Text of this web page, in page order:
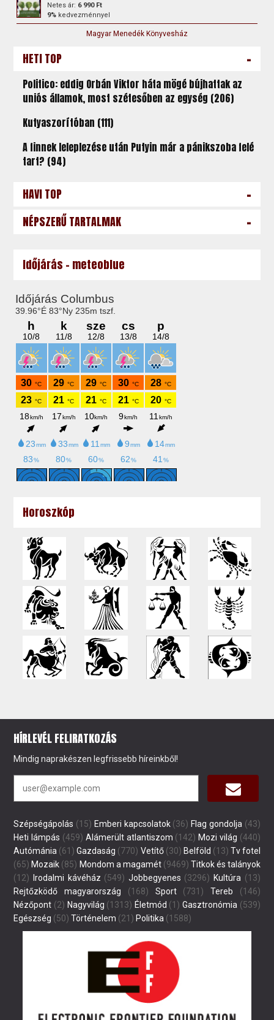
Netes ár: 6 990 Ft
9% kedvezménnyel
Magyar Menedék Könyvesház
HETI TOP -
Politico: eddig Orbán Viktor háta mögé bújhattak az
uniós államok, most szétesőben az egység (206)
Kutyaszorítóban (111)
A finnek leleplezése után Putyin már a pánikszoba felé
tart? (94)
HAVI TOP -
NÉPSZERŰ TARTALMAK -
Időjárás - meteoblue
Horoszkóp
HÍRLEVÉL FELIRATKOZÁS
Mindig naprakészen legfrissebb híreinkből!
Szépségápolás (15) Emberi kapcsolatok(36) Flag gondolja (43)
Heti lámpás (459) Alámerült atlantiszom (142) Mozi világ (440)
Autómánia (61) Gazdaság (770) Vetítő(30) Belföld (13) Tv fotel
(65) Mozaik (85) Mondom a magamét(9469) Titkok és talányok
(12)
Irodalmi kávéház (549) Jobbegyenes (3296) Kultúra (13)
Rejtőzködő magyarország (168) Sport(731) Tereb (146)
Nézőpont (2) Nagyvilág (1313) Életmód (1) Gasztronómia (539)
Egészség (50) Történelem (21) Politika (1588)